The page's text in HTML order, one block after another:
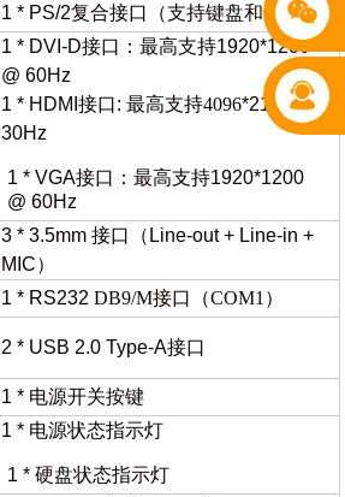
1 * PS/2复合接口（支持键盘和鼠标）
1 * DVI-D接口：最高支持1920*1200
@ 60Hz
1 * HDMI接口: 最高支持4096*2160 @
30Hz
1 * VGA接口：最高支持1920*1200
@ 60Hz
3 * 3.5mm 接口（Line-out + Line-in +
MIC）
1 * RS232 DB9/M接口（COM1）
2 * USB 2.0 Type-A接口
1 * 电源开关按键
1 * 电源状态指示灯
1 * 硬盘状态指示灯